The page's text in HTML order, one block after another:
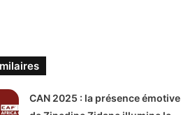
CAN 2025 : la présence émotive